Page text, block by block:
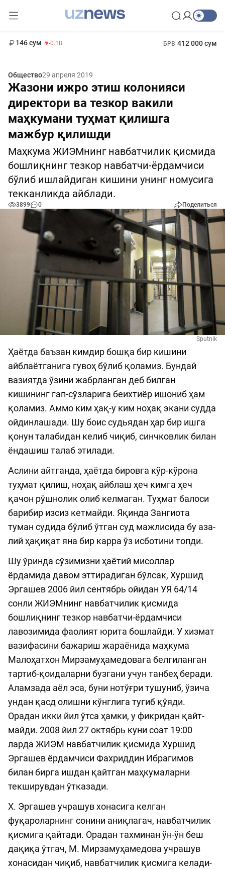
146 сум -0.18 БРВ 412 000 сум
Общество29 апреля 2019
Жазони ижро этиш колонияси
директори ва тезкор вакили
маҳкумани туҳмат қилишга
мажбур қилишди
Маҳкума ЖИЭМнинг навбатчилик қисмида
бошлиқнинг тезкор навбатчи-ёрдамчиси
бўлиб ишлайдиган кишини унинг номусига
текканликда айблади.
3899 0 Поделиться
Sputnik
Ҳаётда баъзан кимдир бошқа бир кишини
айблаётганига гувоҳ бўлиб қоламиз. Бундай
вазиятда ўзини жабрланган деб билган
кишининг гап-сўзларига беихтиёр ишониб ҳам
қоламиз. Аммо ким ҳақ-у ким ноҳақ экани судда
ойдинлашади. Шу боис судьядан ҳар бир ишга
қонун талабидан келиб чиқиб, синчковлик билан
ёндашиш талаб этилади.
Аслини айтганда, ҳаётда бировга кўр-кўрона
туҳмат қилиш, ноҳақ айблаш ҳеч кимга ҳеч
қачон рўшнолик олиб келмаган. Туҳмат балоси
барибир изсиз кетмайди. Яқинда Зангиота
туман судида бўлиб ўтган суд мажлисида бу аза­
лий ҳақиқат яна бир карра ўз исботини топди.
Шу ўринда сўзимизни ҳаётий мисоллар
ёрдамида давом эттирадиган бўлсак, Хуршид
Эргашев 2006 йил сентябрь ойидан УЯ 64/14
сонли ЖИЭМнинг навбатчилик қисмида
бошлиқнинг тезкор навбатчи-ёрдамчиси
лавозимида фаолият юрита бошлайди. У хизмат
вазифасини бажариш жараёнида маҳкума
Малоҳатхон Мирзамуҳамедовага белгиланган
тартиб-қоидаларни бузгани учун танбеҳ беради.
Аламзада аёл эса, буни нотўғри тушуниб, ўзича
ундан қасд олишни кўнглига тугиб қўяди.
Орадан ик­ки йил ўтса ҳамки, у фикридан қайт­
майди. 2008 йил 27 октябрь куни соат 19:00
ларда ЖИЭМ навбатчилик қисмида Хуршид
Эргашев ёрдамчиси Фахриддин Ибрагимов
билан бирга ишдан қайтган маҳкумаларни
текширувдан ўтказади.
Х. Эргашев учрашув хонасига келган
фуқароларнинг сонини аниқлагач, нав­батчилик
қисмига қайтади. Орадан тахминан ўн-ўн беш
дақиқа ўтгач, М. Мирзамуҳамедова учрашув
хонасидан чиқиб, навбатчилик қисмига келади-